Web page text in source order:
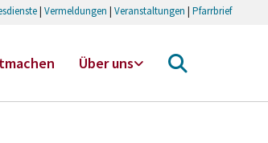
| Vermeldungen | Veranstaltungen | Pfarrbrief
Über uns